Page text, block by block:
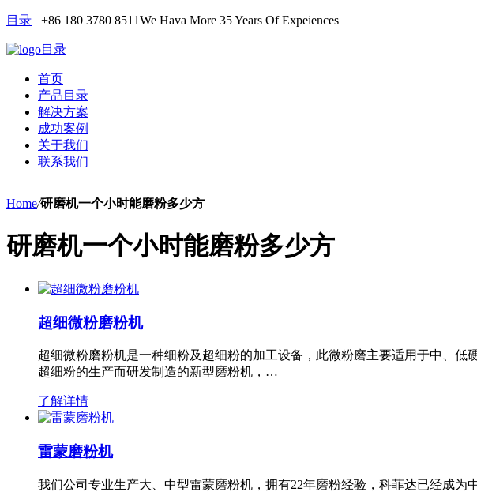
目录 +86 180 3780 8511We Hava More 35 Years Of Expeiences
目录
首页
产品目录
解决方案
成功案例
关于我们
联系我们
Home/研磨机一个小时能磨粉多少方
研磨机一个小时能磨粉多少方
超细微粉磨粉机
超细微粉磨粉机是一种细粉及超细粉的加工设备，此微粉磨主要适用于中、
超细粉的生产而研发制造的新型磨粉机，…
了解详情
雷蒙磨粉机
我们公司专业生产大、中型雷蒙磨粉机，拥有22年磨粉经验，科菲达已经成